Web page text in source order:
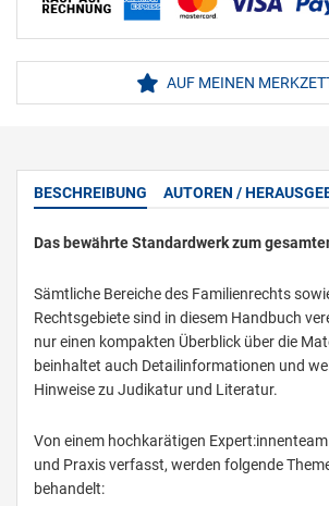
AUF MEINEN
BESCHREIBUNG AUTOREN /
Das bewährte Standardwerk zum
Sämtliche Bereiche des Familienrechts
Rechtsgebiete sind in diesem Handbuch
nur einen kompakten Überblick über die
beinhaltet auch Detailinformationen und
Hinweise zu Judikatur und Literatur.
Von einem hochkarätigen
und Praxis verfasst, werden folgende
behandelt: